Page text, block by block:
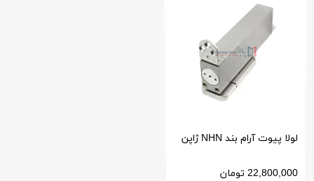
لولا پیوت آرام بند NHN ژاپن
مدل سبک PDC
22,800,000 تومان